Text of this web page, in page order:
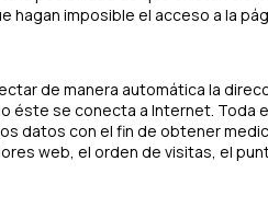
imposible el acceso a la
de manera automática la
éste se conecta a Internet.
datos con el fin de obtener
web, el orden de visitas, el